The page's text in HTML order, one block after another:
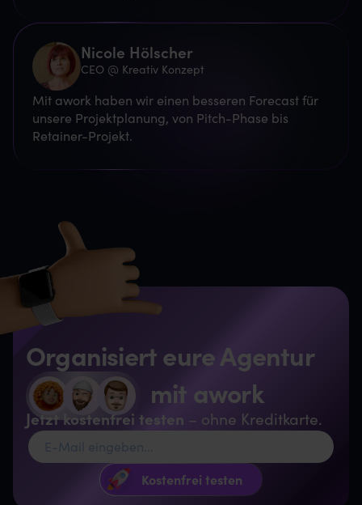
Nicole Hölscher
CEO @ Kreativ Konzept
Mit awork haben wir einen besseren Forecast für
unsere Projektplanung, von Pitch-Phase bis
Retainer-Projekt.
Organisiert eure Agentur
mit awork
Jetzt kostenfrei testen – ohne Kreditkarte.